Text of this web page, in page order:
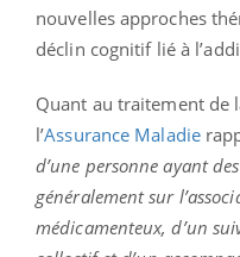
nouvelles approches
déclin cognitif lié à
Quant au traitement de
l’Assurance Maladie
d’une personne ayant
généralement sur
médicamenteux, d’un